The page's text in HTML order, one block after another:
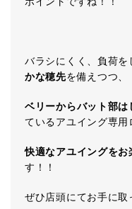
バラシにくく、負荷
かな穂先を備えつつ、
ベリーからバット部は
ているアユイング専用
快適なアユイングを
す！！
ぜひ店頭にてお手に取